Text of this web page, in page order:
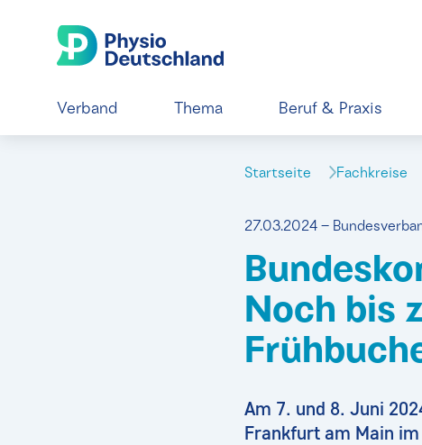
Verband Thema Beruf & Praxis
Startseite Fachkreise
27.03.2024 –
Noch bis
Am 7. und 8. Juni
Frankfurt am Main